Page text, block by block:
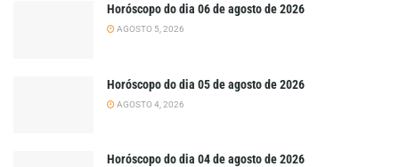
Horóscopo do dia 06 de agosto de 2026
AGOSTO 5, 2026
Horóscopo do dia 05 de agosto de 2026
AGOSTO 4, 2026
Horóscopo do dia 04 de agosto de 2026